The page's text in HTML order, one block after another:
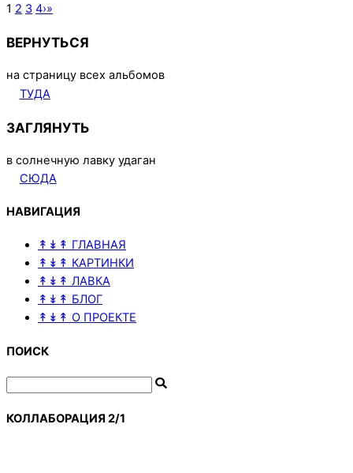
1 2 3 4›»
ВЕРНУТЬСЯ
на страницу всех альбомов
ТУДА
ЗАГЛЯНУТЬ
в солнечную лавку удаган
СЮДА
НАВИГАЦИЯ
↟↡↟ ГЛАВНАЯ
↟↡↟ КАРТИНКИ
↟↡↟ ЛАВКА
↟↡↟ БЛОГ
↟↡↟ О ПРОЕКТЕ
ПОИСК
КОЛЛАБОРАЦИЯ 2/1